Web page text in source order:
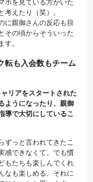
ホを見ている方がいた
えたり（笑）。
に親御さんの反応も目
その頃からそういった
。
転も入会数もチーム
リアをスタートされた
ようになったり、親御
導で大切にしているこ
ずっと言われてきたこ
感できなくて。でも慣
もたちも楽しんでくれ
なも楽しめる。それに